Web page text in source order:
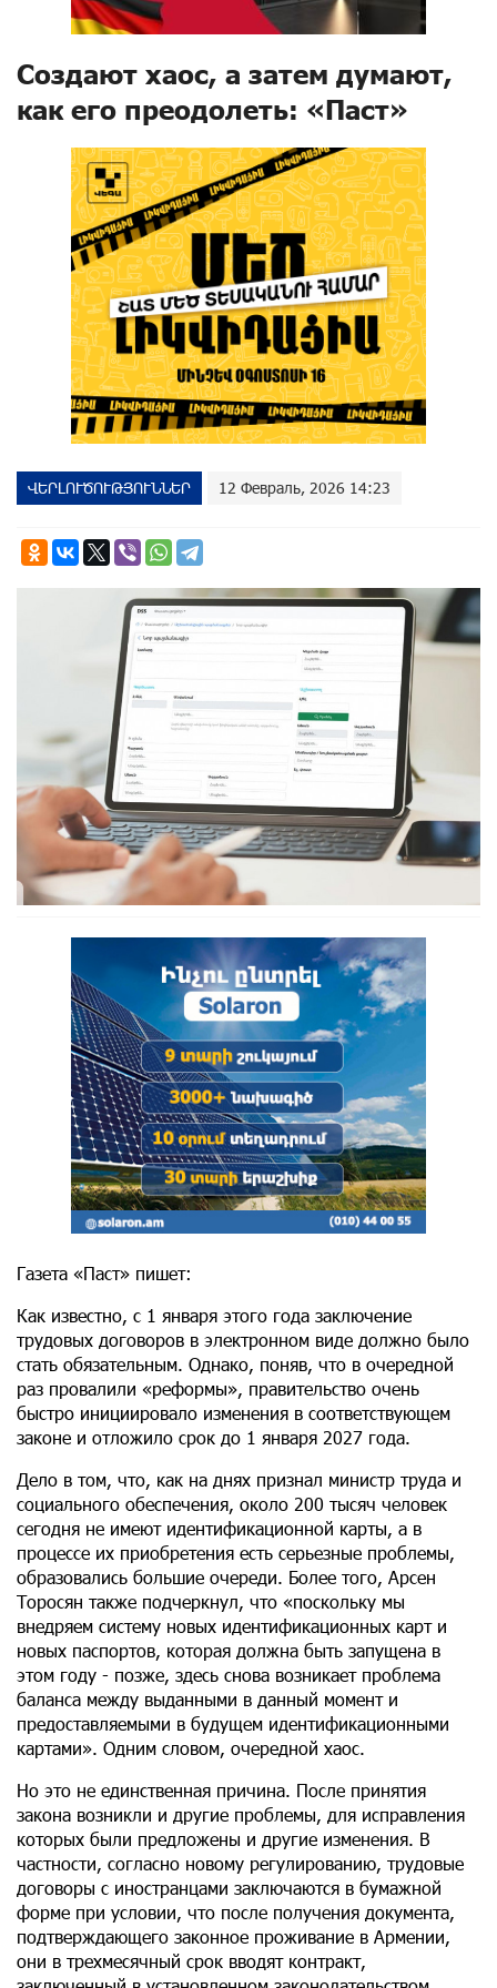
Создают хаос, а затем думают,
как его преодолеть: «Паст»
ՎԵՐԼՈՒԾՈՒԹՅՈՒՆՆԵՐ 12 Февраль, 2026 14:23
Газета «Паст» пишет:
Как известно, с 1 января этого года заключение
трудовых договоров в электронном виде должно было
стать обязательным. Однако, поняв, что в очередной
раз провалили «реформы», правительство очень
быстро инициировало изменения в соответствующем
законе и отложило срок до 1 января 2027 года.
Дело в том, что, как на днях признал министр труда и
социального обеспечения, около 200 тысяч человек
сегодня не имеют идентификационной карты, а в
процессе их приобретения есть серьезные проблемы,
образовались большие очереди. Более того, Арсен
Торосян также подчеркнул, что «поскольку мы
внедряем систему новых идентификационных карт и
новых паспортов, которая должна быть запущена в
этом году - позже, здесь снова возникает проблема
баланса между выданными в данный момент и
предоставляемыми в будущем идентификационными
картами». Одним словом, очередной хаос.
Но это не единственная причина. После принятия
закона возникли и другие проблемы, для исправления
которых были предложены и другие изменения. В
частности, согласно новому регулированию, трудовые
договоры с иностранцами заключаются в бумажной
форме при условии, что после получения документа,
подтверждающего законное проживание в Армении,
они в трехмесячный срок вводят контракт,